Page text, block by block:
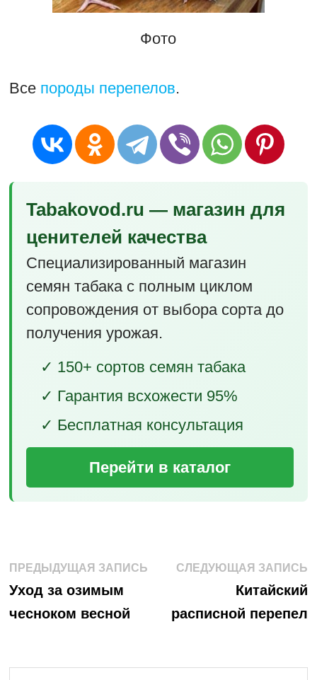
Фото
Все породы перепелов.
Tabakovod.ru — магазин для
ценителей качества
Специализированный магазин
семян табака с полным циклом
сопровождения от выбора сорта до
получения урожая.
✓ 150+ сортов семян табака
✓ Гарантия всхожести 95%
✓ Бесплатная консультация
Перейти в каталог
Навигация
по
записям
ПРЕДЫДУЩАЯ ЗАПИСЬПредыдущая
Уход за озимым
чесноком весной
СЛЕДУЮЩАЯ ЗАПИСЬ
Китайский
расписной перепел